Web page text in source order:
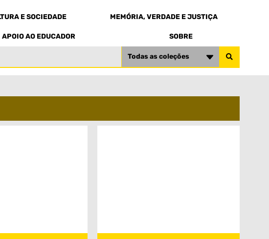
E SOCIEDADE MEMÓRIA, VERDADE E JUSTIÇA
APOIO AO EDUCADOR SOBRE
Todas as coleções